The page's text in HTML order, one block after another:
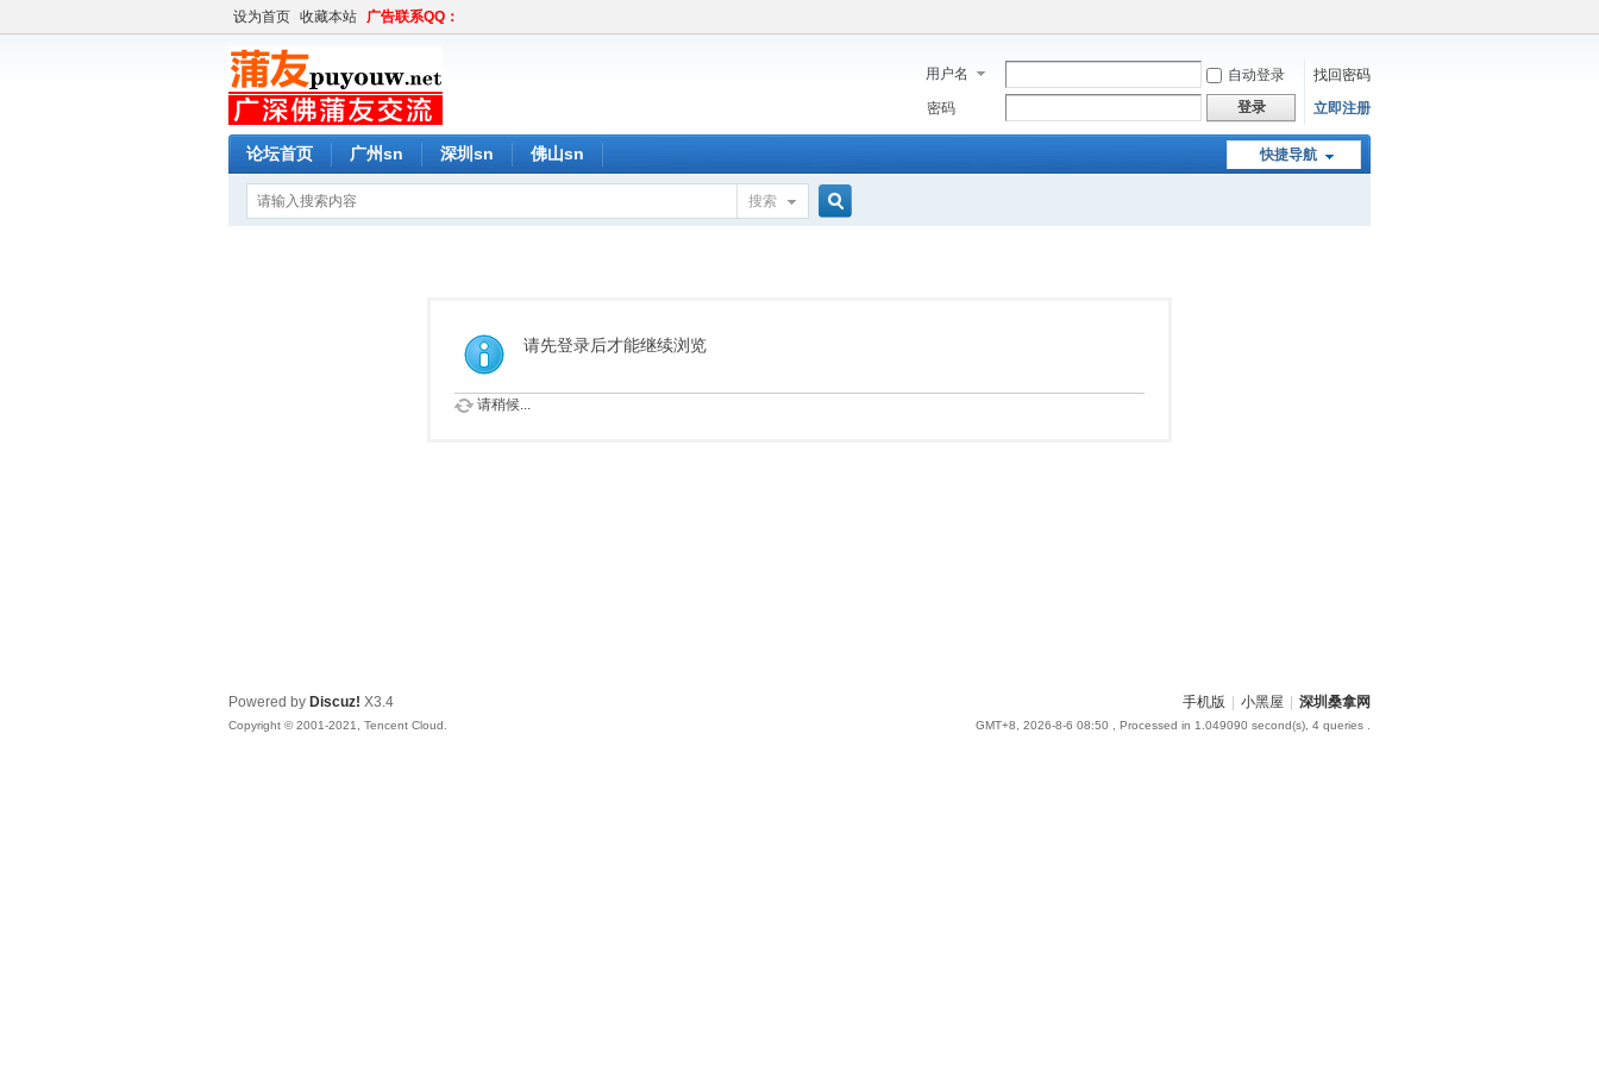
设为首页 收藏本站 广告联系QQ：
用户名 自动登录
找回密码
密码
登录 立即注册
快捷导航
论坛首页 广州sn 深圳sn 佛山sn
搜索
请先登录后才能继续浏览
请稍候...
手机版 小黑屋 深圳桑拿网
GMT+8, 2026-8-6 08:50 , Processed in 1.049090 second(s), 4 queries .
Powered by Discuz! X3.4
Copyright © 2001-2021, Tencent Cloud.